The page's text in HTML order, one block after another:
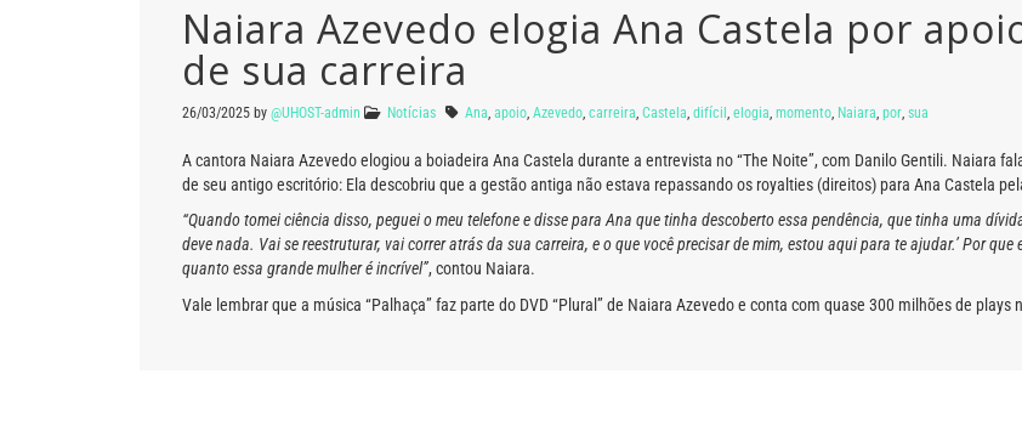
Naiara Azevedo elogia Ana Castela por
de sua carreira
26/03/2025 by @UHOST-admin Notícias Ana apoio Azevedo carreira Castela difícil elogia momento Naiara por sua
A cantora Naiara Azevedo elogiou a boiadeira Ana Castela durante a entrevista no “The Noite”, com Danilo Gentili. Naiara
de seu antigo escritório: Ela descobriu que a gestão antiga não estava repassando os royalties (direitos) para Ana Castela
“Quando tomei ciência disso, peguei o meu telefone e disse para Ana que tinha descoberto essa pendência, que tinha uma
deve nada. Vai se reestruturar, vai correr atrás da sua carreira, e o que você precisar de mim, estou aqui para te ajudar.’ Por
quanto essa grande mulher é incrível”, contou Naiara.
Vale lembrar que a música “Palhaça” faz parte do DVD “Plural” de Naiara Azevedo e conta com quase 300 milhões de plays